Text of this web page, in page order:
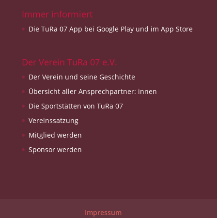
Immer informiert
Die TuRa 07 App bei Google Play und im App Store
Der Verein TuRa 07 e.V.
Der Verein und seine Geschichte
Übersicht aller Ansprechpartner: innen
Die Sportstätten von TuRa 07
Vereinssatzung
Mitglied werden
Sponsor werden
Impressum